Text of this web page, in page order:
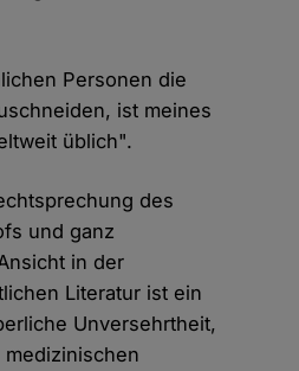
Personen die
ist meines
üblich".
des
und ganz
in der
Literatur ist ein
Unversehrtheit,